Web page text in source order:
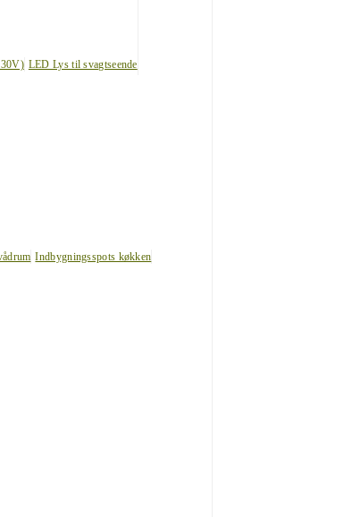
LED Lys til svagtseende
Indbygningsspots køkken